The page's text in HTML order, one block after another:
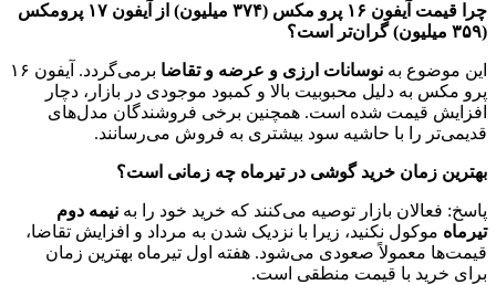
چرا قیمت آیفون ۱۶ پرو مکس (۳۷۴ میلیون) از آیفون ۱۷ پرومکس
(۳۵۹ میلیون) گران‌تر است؟
این موضوع به نوسانات ارزی و عرضه و تقاضا
برمی‌گردد. آیفون ۱۶
پرو مکس به دلیل محبوبیت بالا و کمبود موجودی در بازار، دچار
افزایش قیمت شده است. همچنین برخی فروشندگان مدل‌های
قدیمی‌تر را با حاشیه سود بیشتری به فروش می‌رسانند.
بهترین زمان خرید گوشی در تیرماه چه زمانی است؟
پاسخ: فعالان بازار توصیه می‌کنند که خرید خود را به نیمه دوم
تیرماه موکول نکنید، زیرا با نزدیک شدن به مرداد و افزایش تقاضا،
قیمت‌ها معمولاً صعودی می‌شود. هفته اول تیرماه بهترین زمان
برای خرید با قیمت منطقی است.